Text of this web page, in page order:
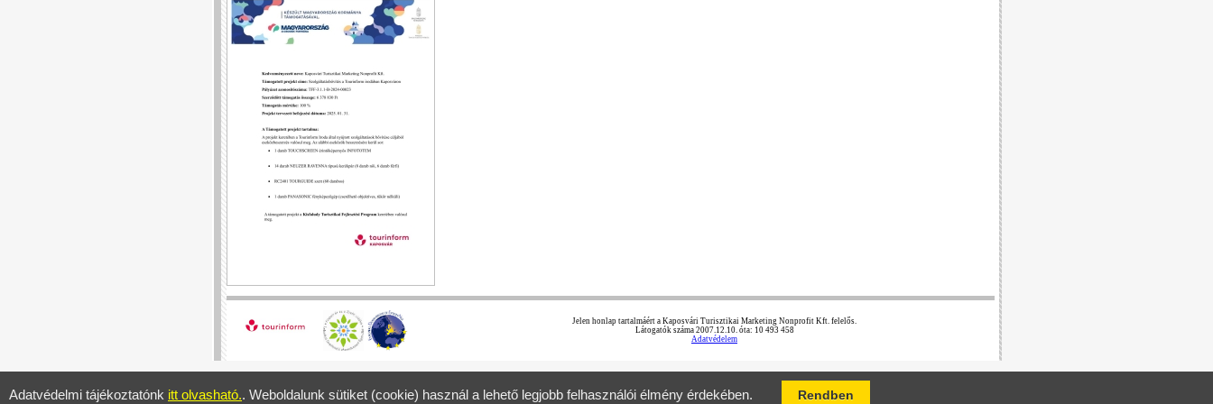
Jelen honlap tartalmáért a Kaposvári Turisztikai Marketing Nonprofit Kft. felelős.
Látogatók száma 2007.12.10. óta: 10 493 458
Adatvédelem
Adatvédelmi tájékoztatónk itt olvasható.. Weboldalunk sütiket (cookie) használ a lehető legjobb felhasználói élmény érdekében. Rendben